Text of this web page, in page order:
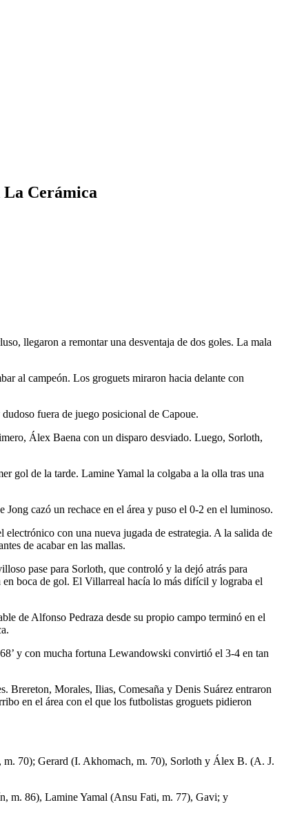
La Cerámica
llegaron a remontar una desventaja de dos goles. La mala
al campeón. Los groguets miraron hacia delante con
fuera de juego posicional de Capoue.
Álex Baena con un disparo desviado. Luego, Sorloth,
gol de la tarde. Lamine Yamal la colgaba a la olla tras una
cazó un rechace en el área y puso el 0-2 en el luminoso.
con una nueva jugada de estrategia. A la salida de
de acabar en las mallas.
pase para Sorloth, que controló y la dejó atrás para
en boca de gol. El Villarreal hacía lo más difícil y lograba el
de Alfonso Pedraza desde su propio campo terminó en el
y con mucha fortuna Lewandowski convirtió el 3-4 en tan
Brereton, Morales, Ilias, Comesaña y Denis Suárez entraron
en el área con el que los futbolistas groguets pidieron
m. 70); Gerard (I. Akhomach, m. 70), Sorloth y Álex B. (A. J.
m. 86), Lamine Yamal (Ansu Fati, m. 77), Gavi; y